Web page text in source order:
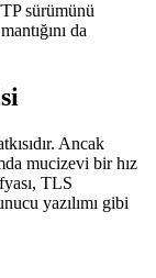
sürümünü
da
Ancak
mucizevi bir hız
TLS
yazılımı gibi